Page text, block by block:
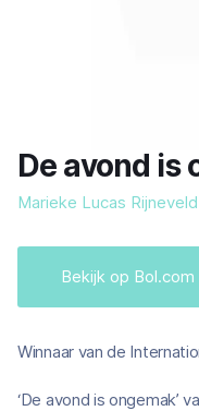
De avond is
Marieke Lucas Rijneveld
Bekijk op Bol.com
Winnaar van de
‘De avond is ongemak’